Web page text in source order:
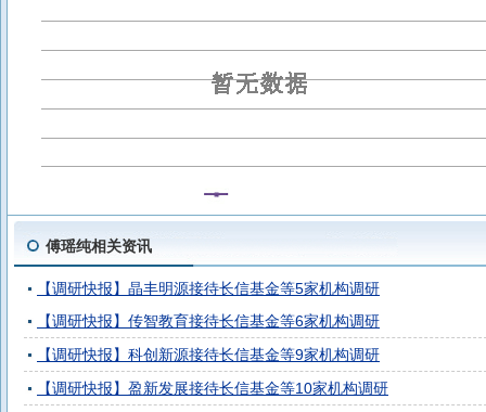
傅瑶纯相关资讯
【调研快报】晶丰明源接待长信基金等5家机构调研
【调研快报】传智教育接待长信基金等6家机构调研
【调研快报】科创新源接待长信基金等9家机构调研
【调研快报】盈新发展接待长信基金等10家机构调研